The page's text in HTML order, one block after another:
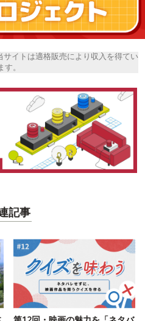
イトは適格販売により収入を得てい
す。
記事